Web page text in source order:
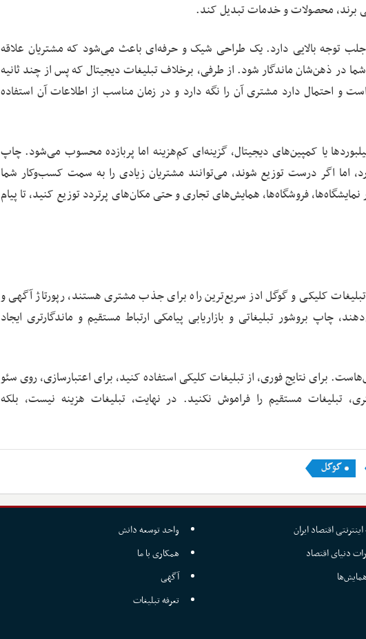
برند، محصولات و خدمات تبدیل کند.
توجه بالایی دارد. یک طراحی شیک و حرفه‌ای باعث می‌شود که مشتریان علاقه
در ذهن‌شان ماندگار شود. از طرفی، برخلاف تبلیغات دیجیتال که پس از چند ثانیه
است و احتمال دارد مشتری آن را نگه دارد و در زمان مناسب از اطلاعات آن استفاده
یا کمپین‌های دیجیتال، گزینه‌ای کم‌هزینه اما پربازده محسوب می‌شود. چاپ
اما اگر درست توزیع شوند، می‌توانند مشتریان زیادی را به سمت کسب‌وکار شما
فروشگاه‌ها، همایش‌های تجاری و حتی مکان‌های پرتردد توزیع کنید، تا پیام
کلیکی و گوگل ادز سریع‌ترین راه برای جذب مشتری هستند، رپورتاژ آگهی و
چاپ بروشور تبلیغاتی و بازاریابی پیامکی ارتباط مستقیم و ماندگارتری ایجاد
برای نتایج فوری، از تبلیغات کلیکی استفاده کنید، برای اعتبارسازی، روی سئو
تبلیغات مستقیم را فراموش نکنید. در نهایت، تبلیغات هزینه نیست، بلکه
گوگل
اقتصاد ایران
دنیای اقتصاد
واحد توسعه دانش
همکاری با ما
آگهی
تعرفه تبلیغات